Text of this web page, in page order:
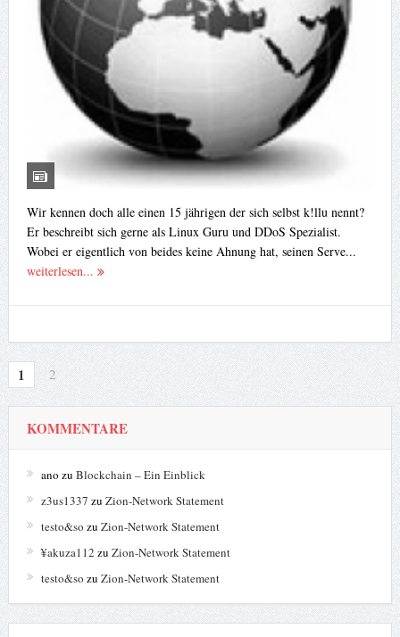
Wir kennen doch alle einen 15 jährigen der sich selbst k!llu nennt?
Er beschreibt sich gerne als Linux Guru und DDoS Spezialist.
Wobei er eigentlich von beides keine Ahnung hat, seinen Serve...
weiterlesen...
1 2
KOMMENTARE
ano zu Blockchain – Ein Einblick
z3us1337 zu Zion-Network Statement
testo&so zu Zion-Network Statement
¥akuza112 zu Zion-Network Statement
testo&so zu Zion-Network Statement